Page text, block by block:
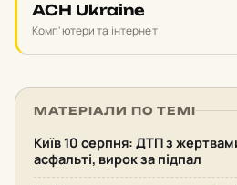
ACH Ukraine
Комп'ютери та інтернет
МАТЕРІАЛИ ПО ТЕМІ
Київ 10 серпня: ДТП з
асфальті, вирок за підпал